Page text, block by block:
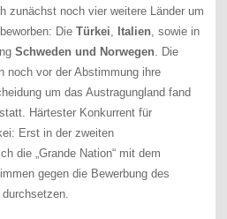
zunächst noch vier weitere Länder um
DieTürkei Italien , sowie in
Schweden und Norwegen . Die
noch vor der Abstimmung ihre
um das Austragungland fand
Härtester Konkurrent für
Erst in der zweiten
die „Grande Nation“ mit dem
gegen die Bewerbung des